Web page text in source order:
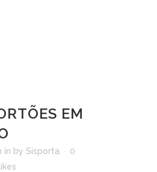
EM
in by Sisporta
0
Likes